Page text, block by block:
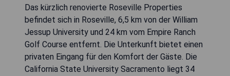
Das kürzlich renovierte Roseville Properties
befindet sich in Roseville, 6,5 km von der William
Jessup University und 24 km vom Empire Ranch
Golf Course entfernt. Die Unterkunft bietet einen
privaten Eingang für den Komfort der Gäste. Die
California State University Sacramento liegt 34